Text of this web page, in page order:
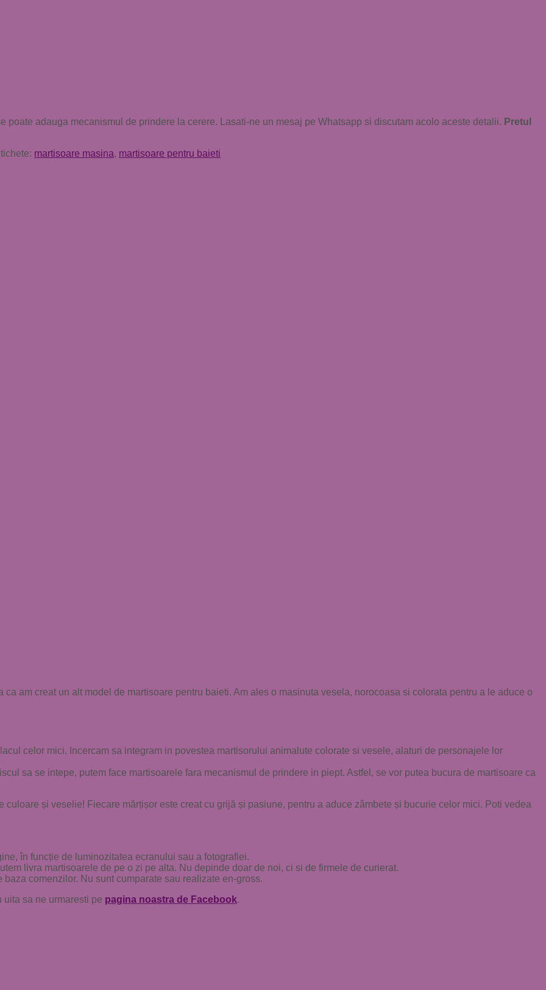
poate adauga mecanismul de prindere la cerere. Lasati-ne un mesaj pe Whatsapp si discutam acolo aceste detalii. Pretul
martisoare masina, martisoare pentru baieti
am creat un alt model de martisoare pentru baieti. Am ales o masinuta vesela, norocoasa si colorata pentru a le aduce o
celor mici. Incercam sa integram in povestea martisorului animalute colorate si vesele, alaturi de personajele lor
sa se intepe, putem face martisoarele fara mecanismul de prindere in piept. Astfel, se vor putea bucura de martisoare ca
și veselie! Fiecare mărțișor este creat cu grijă și pasiune, pentru a aduce zâmbete și bucurie celor mici. Poti vedea
în funcție de luminozitatea ecranului sau a fotografiei.
livra martisoarele de pe o zi pe alta. Nu depinde doar de noi, ci si de firmele de curierat.
comenzilor. Nu sunt cumparate sau realizate en-gross.
uita sa ne urmaresti pe pagina noastra de Facebook.